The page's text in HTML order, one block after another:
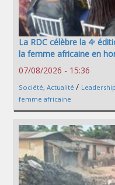
La RDC célèbre la 4ᵉ
la femme africaine en
07/08/2026 - 15:36
Société, Actualité /
femme africaine